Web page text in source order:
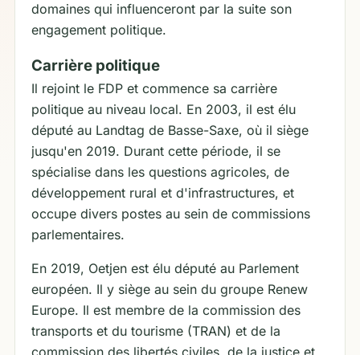
domaines qui influenceront par la suite son
engagement politique.
Carrière politique
Il rejoint le FDP et commence sa carrière
politique au niveau local. En 2003, il est élu
député au Landtag de Basse-Saxe, où il siège
jusqu'en 2019. Durant cette période, il se
spécialise dans les questions agricoles, de
développement rural et d'infrastructures, et
occupe divers postes au sein de commissions
parlementaires.
En 2019, Oetjen est élu député au Parlement
européen. Il y siège au sein du groupe Renew
Europe. Il est membre de la commission des
transports et du tourisme (TRAN) et de la
commission des libertés civiles, de la justice et